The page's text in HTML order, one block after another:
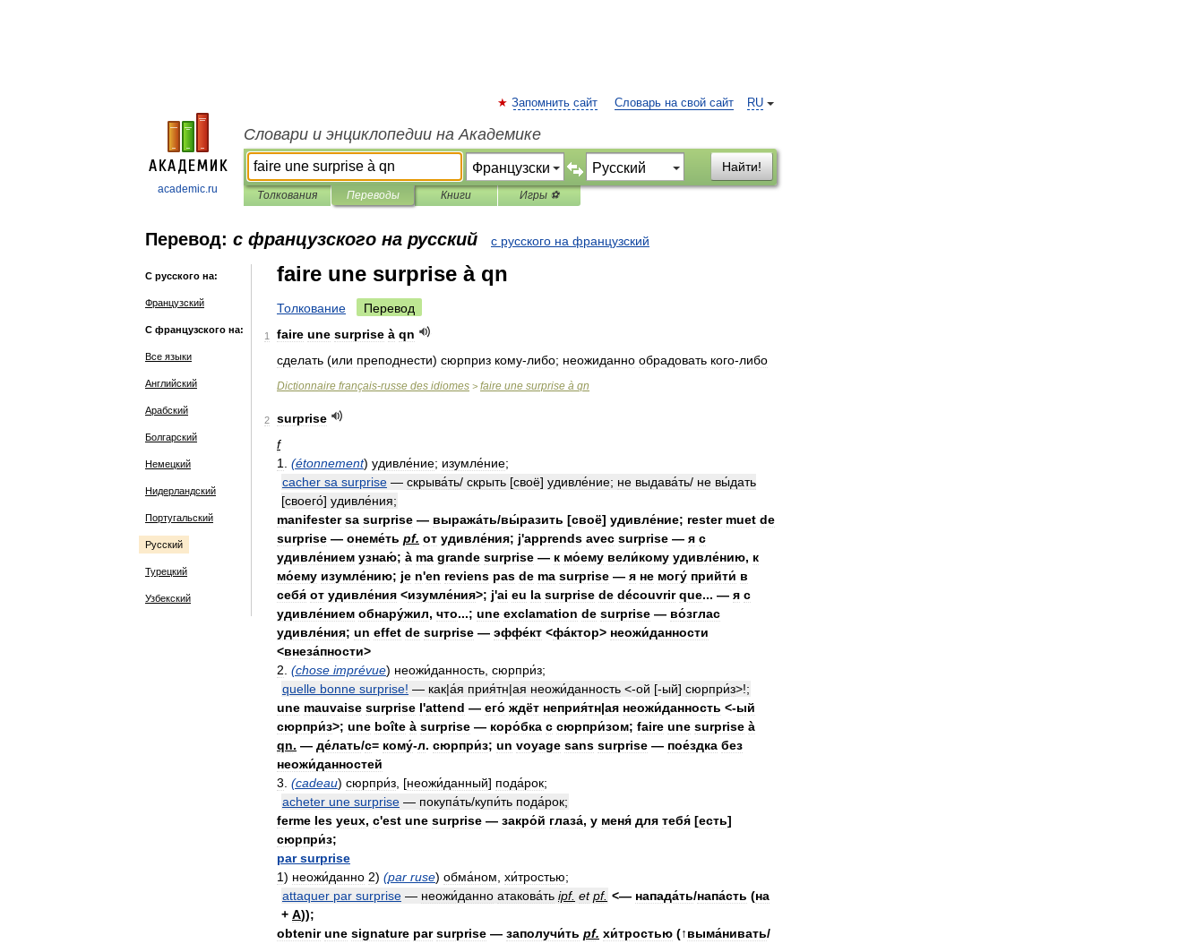
academic.ru
RU
Запомнить сайт Словарь на свой сайт
Словари и энциклопедии на Академике
Найти!
Толкования Переводы Книги Игры ⚽
Перевод: с французского на русский с русского на французский
С русского на:
Французский
С французского на:
Все языки
Английский
Арабский
Болгарский
Немецкий
Нидерландский
Португальский
Русский
Турецкий
Узбекский
faire une surprise à qn
Толкование Перевод
1 faire une surprise à qn
сделать (или преподнести) сюрприз кому-либо; неожиданно обрадовать кого-либо
Dictionnaire français-russe des idiomes > faire une surprise à qn
2
surprise
f
1
(étonnement) удивле́ние; изумле́ние;
cacher sa surprise — скрыва́ть/ скрыть [своё] удивле́ние; не выдава́ть/ не вы́дать
[своего́] удивле́ния;
manifester sa surprise — выража́ть/вы́разить [своё] удивле́ние; rester muet de
surprise — онеме́ть pf. от удивле́ния; j'apprends avec surprise — я с
удивле́нием узнаю́; à ma grande surprise — к мо́ему вели́кому удивле́нию, к
мо́ему изумле́нию; je n'en reviens pas de ma surprise — я не могу́ прийти́ в
себя́ от удивле́ния <изумле́ния>; j'ai eu la surprise de découvrir que... — я с
удивле́нием обнару́жил, что...; une exclamation de surprise — во́зглас
удивле́ния; un effet de surprise — эффе́кт <фа́ктор> неожи́данности
<внеза́пности>
2 (chose imprévue) неожи́данность сюрпри́з;
quelle bonne surprise! — как|а́я прия́тн|ая неожи́данность <-ой [-ый] сюрпри́з>!;
une mauvaise surprise l'attend — его́ ждёт неприя́тн|ая неожи́данность <-ый
сюрпри́з>; une boîte à surprise — коро́бка с сюрпри́зом; faire une surprise à
qn. — де́лать/с= кому́-л. сюрпри́з; un voyage sans surprise — пое́здка без
неожи́данностей
3 (cadeau) сюрпри́з , [неожи́данный] пода́рок;
acheter une surprise — покупа́ть/купи́ть пода́рок;
ferme les yeux, c'est une surprise — закро́й глаза́, у меня́ для тебя́ [есть]
сюрпри́з;
par surprise
1) неожи́данно 2) (par ruse) обма́ном хи́тростью;
attaquer par surprise — неожи́данно атакова́ть ipf. et pf. <— напада́ть/напа́сть (на
+ A));
obtenir une signature par surprise — заполучи́ть pf. хи́тростью (↑выма́нивать/